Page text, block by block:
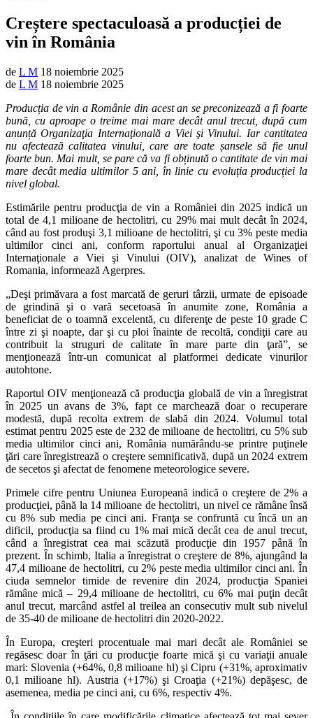
Creștere spectaculoasă a producției de
vin în România
de L M 18 noiembrie 2025
de L M 18 noiembrie 2025
Producția de vin a Românie din acest an se preconizează a fi foarte
bună, cu aproape o treime mai mare decât anul trecut, după cum
anunță Organizaţia Internaţională a Viei şi Vinului. Iar cantitatea
nu afectează calitatea vinului, care are toate șansele să fie unul
foarte bun. Mai mult, se pare că va fi obținută o cantitate de vin mai
mare decât media ultimilor 5 ani, în linie cu evoluția producției la
nivel global.
Estimările pentru producţia de vin a României din 2025 indică un
total de 4,1 milioane de hectolitri, cu 29% mai mult decât în 2024,
când au fost produşi 3,1 milioane de hectolitri, şi cu 3% peste media
ultimilor cinci ani, conform raportului anual al Organizaţiei
Internaţionale a Viei şi Vinului (OIV), analizat de Wines of
Romania, informează Agerpres.
„Deşi primăvara a fost marcată de geruri târzii, urmate de episoade
de grindină şi o vară secetoasă în anumite zone, România a
beneficiat de o toamnă excelentă, cu diferenţe de peste 10 grade C
între zi şi noapte, dar şi cu ploi înainte de recoltă, condiţii care au
contribuit la struguri de calitate în mare parte din ţară”, se
menţionează într-un comunicat al platformei dedicate vinurilor
autohtone.
Raportul OIV menţionează că producţia globală de vin a înregistrat
în 2025 un avans de 3%, fapt ce marchează doar o recuperare
modestă, după recolta extrem de slabă din 2024. Volumul total
estimat pentru 2025 este de 232 de milioane de hectolitri, cu 5% sub
media ultimilor cinci ani, România numărându-se printre puţinele
ţări care înregistrează o creştere semnificativă, după un 2024 extrem
de secetos şi afectat de fenomene meteorologice severe.
Primele cifre pentru Uniunea Europeană indică o creştere de 2% a
producţiei, până la 14 milioane de hectolitri, un nivel ce rămâne însă
cu 8% sub media pe cinci ani. Franţa se confruntă cu încă un an
dificil, producţia sa fiind cu 1% mai mică decât cea de anul trecut,
când a înregistrat cea mai scăzută producţie din 1957 până în
prezent. În schimb, Italia a înregistrat o creştere de 8%, ajungând la
47,4 milioane de hectolitri, cu 2% peste media ultimilor cinci ani. În
ciuda semnelor timide de revenire din 2024, producţia Spaniei
rămâne mică – 29,4 milioane de hectolitri, cu 6% mai puţin decât
anul trecut, marcând astfel al treilea an consecutiv mult sub nivelul
de 35-40 de milioane de hectolitri din 2020-2022.
În Europa, creşteri procentuale mai mari decât ale României se
regăsesc doar în ţări cu producţie foarte mică şi cu variaţii anuale
mari: Slovenia (+64%, 0,8 milioane hl) şi Cipru (+31%, aproximativ
0,1 milioane hl). Austria (+17%) şi Croaţia (+21%) depăşesc, de
asemenea, media pe cinci ani, cu 6%, respectiv 4%.